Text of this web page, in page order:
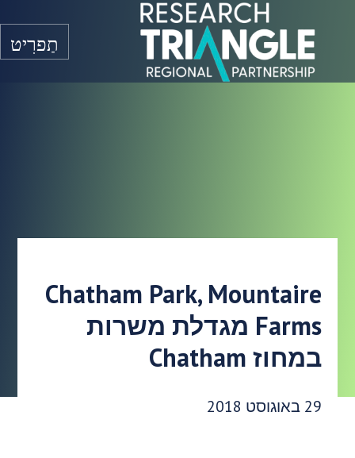
תַפרִיט
Chatham Park, Mountaire
Farms מגדלת משרות
במחוז Chatham
תאריך פרסום:
29 באוגוסט 2018